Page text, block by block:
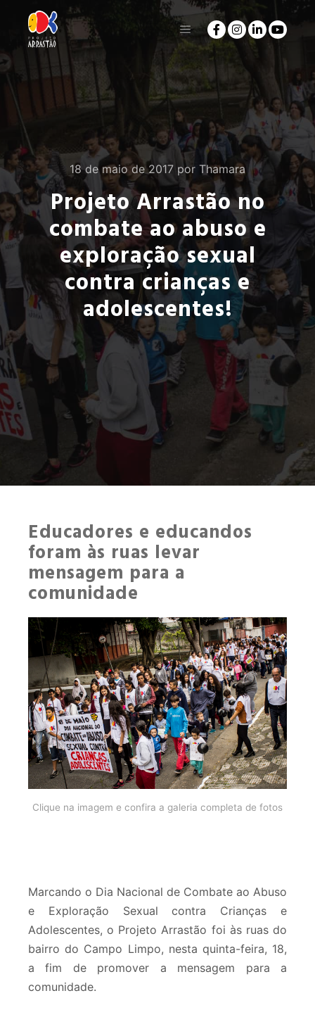
18 de maio de 2017 por Thamara
Projeto Arrastão no
combate ao abuso e
exploração sexual
contra crianças e
adolescentes!
Educadores e educandos
foram às ruas levar
mensagem para a
comunidade
Clique na imagem e confira a galeria completa de fotos
Marcando o Dia Nacional de Combate ao Abuso
e Exploração Sexual contra Crianças e
Adolescentes, o Projeto Arrastão foi às ruas do
bairro do Campo Limpo, nesta quinta-feira, 18,
a fim de promover a mensagem para a
comunidade.